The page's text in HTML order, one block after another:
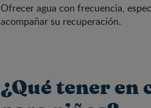
Ofrecer agua con frecuencia,
acompañar su recuperación.
¿Qué tener en